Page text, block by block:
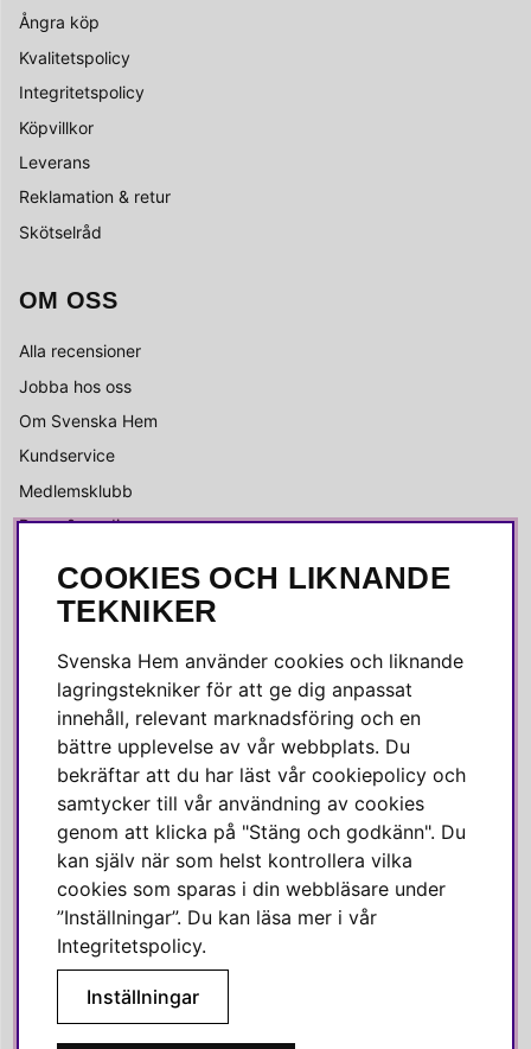
Ångra köp
Kvalitetspolicy
Integritetspolicy
Köpvillkor
Leverans
Reklamation & retur
Skötselråd
OM OSS
Alla recensioner
Jobba hos oss
Om Svenska Hem
Kundservice
Medlemsklubb
Press & media
SOCIALA MEDIER
Instagram
Linkedin
Pinterest
SVENSKA HEM
Varmt välkommen till Svenska Hem!
Vi värdesätter våra kunder högt och finns här för att hjälpa dig
om du har några frågor eller vill ha inspiration.
010-35 00 610
COOKIES OCH LIKNANDE
TEKNIKER
Svenska Hem använder cookies och liknande
lagringstekniker för att ge dig anpassat
innehåll, relevant marknadsföring och en
bättre upplevelse av vår webbplats. Du
bekräftar att du har läst vår cookiepolicy och
samtycker till vår användning av cookies
genom att klicka på "Stäng och godkänn". Du
kan själv när som helst kontrollera vilka
cookies som sparas i din webbläsare under
”Inställningar”. Du kan läsa mer i vår
Integritetspolicy.
Inställningar